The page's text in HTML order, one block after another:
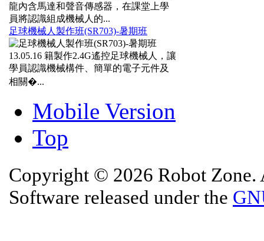
龍內含馬達和聲音傳感器，在課堂上學
員將認識組成機械人的...
足球機械人製作班(SR703)-暑期班
13.05.16 籍製作2.4G遙控足球機械人，讓
學員認識機械構件、簡單的電子元件及
相關�...
Mobile Version
Top
Copyright © 2026 Robot Zone.
Software released under the